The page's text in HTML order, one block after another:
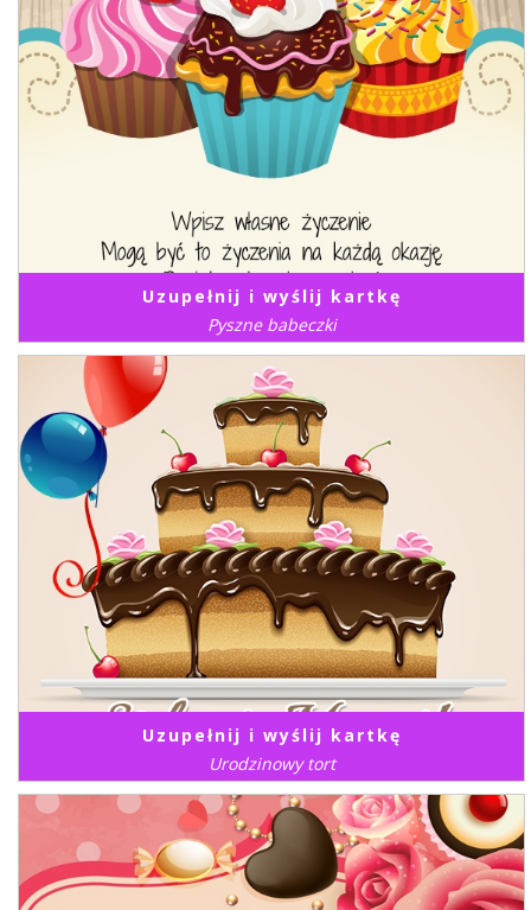
Uzupełnij i wyślij kartkę
Pyszne babeczki
Uzupełnij i wyślij kartkę
Urodzinowy tort